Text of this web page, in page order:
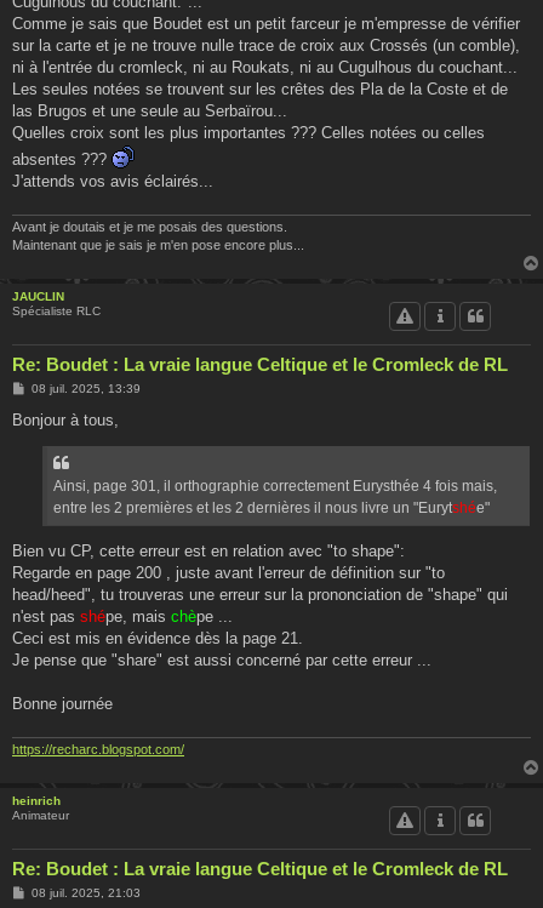
Comme je sais que Boudet est un petit farceur je m'empresse de vérifier
sur la carte et je ne trouve nulle trace de croix aux Crossés (un comble),
ni à l'entrée du cromleck, ni au Roukats, ni au Cugulhous du couchant...
Les seules notées se trouvent sur les crêtes des Pla de la Coste et de
las Brugos et une seule au Serbaïrou...
Quelles croix sont les plus importantes ??? Celles notées ou celles
absentes ???
J'attends vos avis éclairés...
Avant je doutais et je me posais des questions.
Maintenant que je sais je m'en pose encore plus...
JAUCLIN
Spécialiste RLC
Re: Boudet : La vraie langue Celtique et le Cromleck de RL
M
s
08 juil. 2025, 13:39
Bonjour à tous,
Ainsi, page 301, il orthographie correctement Eurysthée 4 fois mais,
entre les 2 premières et les 2 dernières il nous livre un "Eurytshée"
Bien vu CP, cette erreur est en relation avec "to shape":
Regarde en page 200 , juste avant l'erreur de définition sur "to
head/heed", tu trouveras une erreur sur la prononciation de "shape" qui
n'est pas shépe, mais chèpe ...
Ceci est mis en évidence dès la page 21.
Je pense que "share" est aussi concerné par cette erreur ...
Bonne journée
https://recharc.blogspot.com/
heinrich
Animateur
Re: Boudet : La vraie langue Celtique et le Cromleck de RL
M08 juil. 2025, 21:03